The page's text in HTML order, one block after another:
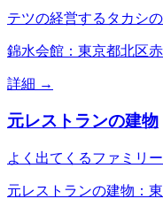
テツの経営するタカシ
錦水会館：東京都北区
詳細 →
元レストランの建物
よく出てくるファミリ
元レストランの建物：